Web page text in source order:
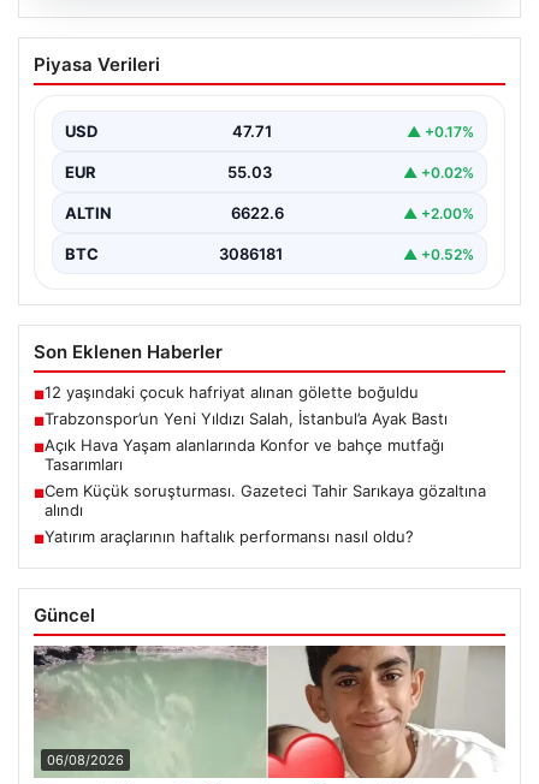
05.08.2026
Trabzonspor’un Yeni Yıldızı Salah,
İstanbul’a Ayak Bastı
İstanbul’a iniş yaptı. Havalimanında basın mensupları ve
kulüp…
Piyasa Verileri
USD 47.71 ▲ +0.17%
EUR 55.03 ▲ +0.02%
ALTIN 6622.6 ▲ +2.00%
BTC 3086181 ▲ +0.52%
Son Eklenen Haberler
■12 yaşındaki çocuk hafriyat alınan gölette boğuldu
■Trabzonspor’un Yeni Yıldızı Salah, İstanbul’a Ayak Bastı
■Açık Hava Yaşam alanlarında Konfor ve bahçe mutfağı
Tasarımları
■Cem Küçük soruşturması. Gazeteci Tahir Sarıkaya gözaltına
alındı
■Yatırım araçlarının haftalık performansı nasıl oldu?
Güncel
06/08/2026